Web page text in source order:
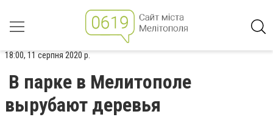
18:00, 11 серпня 2020 р.
В парке в Мелитополе
вырубают деревья